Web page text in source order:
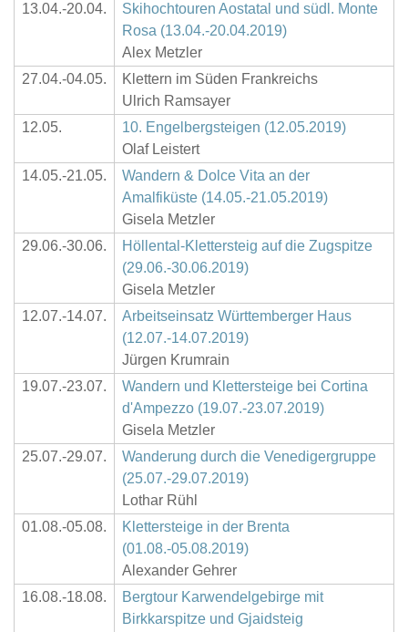
13.04.-20.04.
Skihochtouren Aostatal und südl. Monte
Rosa (13.04.-20.04.2019)
Alex Metzler
27.04.-04.05.
Klettern im Süden Frankreichs
Ulrich Ramsayer
12.05.
10. Engelbergsteigen (12.05.2019)
Olaf Leistert
14.05.-21.05.
Wandern & Dolce Vita an der
Amalfiküste (14.05.-21.05.2019)
Gisela Metzler
29.06.-30.06.
Höllental-Klettersteig auf die Zugspitze
(29.06.-30.06.2019)
Gisela Metzler
12.07.-14.07.
Arbeitseinsatz Württemberger Haus
(12.07.-14.07.2019)
Jürgen Krumrain
19.07.-23.07.
Wandern und Klettersteige bei Cortina
d'Ampezzo (19.07.-23.07.2019)
Gisela Metzler
25.07.-29.07.
Wanderung durch die Venedigergruppe
(25.07.-29.07.2019)
Lothar Rühl
01.08.-05.08.
Klettersteige in der Brenta
(01.08.-05.08.2019)
Alexander Gehrer
16.08.-18.08.
Bergtour Karwendelgebirge mit
Birkkarspitze und Gjaidsteig